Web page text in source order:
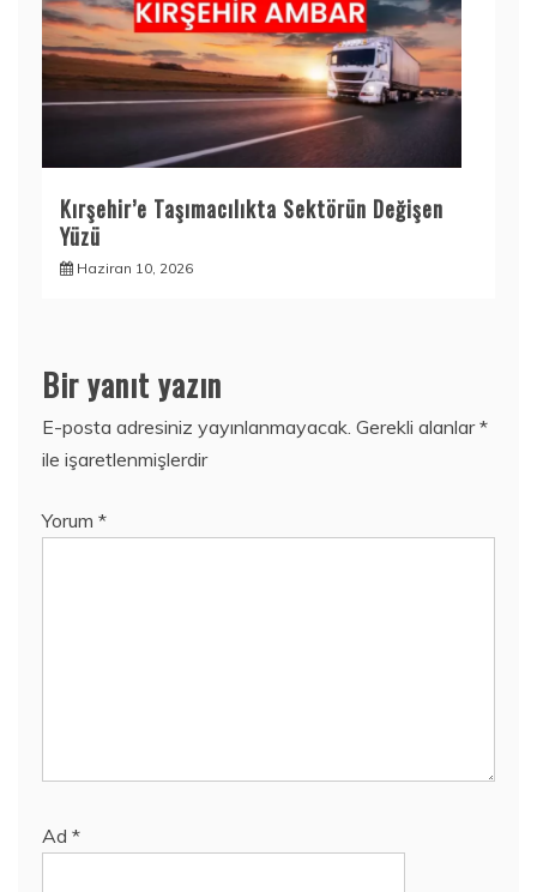
Kırşehir’e Taşımacılıkta Sektörün Değişen
Yüzü
Haziran 10, 2026
Bir yanıt yazın
E-posta adresiniz yayınlanmayacak. Gerekli alanlar*
ile işaretlenmişlerdir
Yorum *
Ad *